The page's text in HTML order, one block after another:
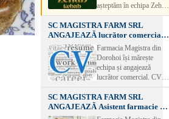
așteptăm în echipa Zehab
Kebab! Posturi
disponibile: -
SHAORMAR AJUTOR
BUCATAR 2/posturi -
LUCRATOR
COMERCIAL
VANZATOR /2 posturi
muncă Program flexibil
Salariu motivant, în
funcție de experienț
SC MAGISTRA FARM SRL
ANGAJEAZĂ lucrător comercial –
DOROHOI
Farmacia Magistra din
Dorohoi își mărește
echipa și angajează
lucrător comercial. CV-
urile se pot depune: * la
sediul Farmaciei
Magistra – Bulevardul
Victoriei nr. 23, Dorohoi
SC MAGISTRA FARM SRL
ANGAJEAZĂ Asistent farmacie –
DOROHOI